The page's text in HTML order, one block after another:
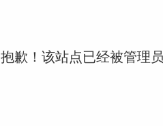
抱歉！该站点已经被管理